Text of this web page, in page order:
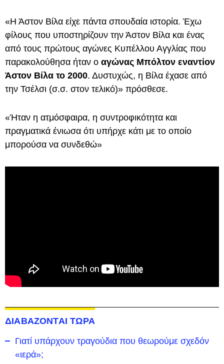
«Η Άστον Βίλα είχε πάντα σπουδαία ιστορία. Έχω
φίλους που υποστηρίζουν την Άστον Βίλα και ένας
από τους πρώτους αγώνες Κυπέλλου Αγγλίας που
παρακολούθησα ήταν ο αγώνας Μπόλτον εναντίον
Άστον Βίλα το 2000. Δυστυχώς, η Βίλα έχασε από
την Τσέλσι (σ.σ. στον τελικό)» πρόσθεσε.
«Ήταν η ατμόσφαιρα, η συντροφικότητα και
πραγματικά ένιωσα ότι υπήρχε κάτι με το οποίο
μπορούσα να συνδεθώ»
ΔΙΑΒΑΖΟΝΤΑΙ ΤΩΡΑ
Γιατί υπάρχουν τραγούδια που θεωρούμε σχεδόν
«ιερά»;